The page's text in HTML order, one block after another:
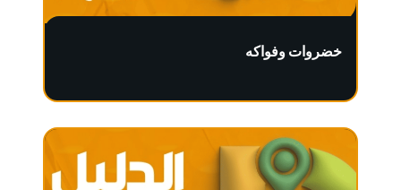
خضروات وفواكه